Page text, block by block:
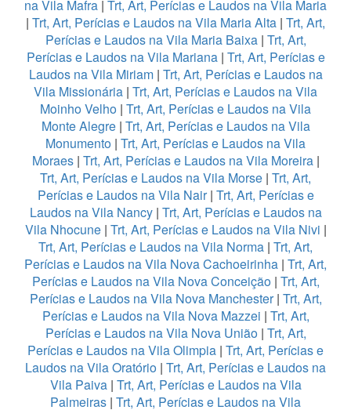
na Vila Mafra | Trt, Art, Perícias e Laudos na Vila Maria
| Trt, Art, Perícias e Laudos na Vila Maria Alta | Trt, Art,
Perícias e Laudos na Vila Maria Baixa| Trt, Art,
Perícias e Laudos na Vila Mariana| Trt, Art, Perícias e
Laudos na Vila Miriam| Trt, Art, Perícias e Laudos na
Vila Missionária | Trt, Art, Perícias e Laudos na Vila
Moinho Velho | Trt, Art, Perícias e Laudos na Vila
Monte Alegre| Trt, Art, Perícias e Laudos na Vila
Monumento | Trt, Art, Perícias e Laudos na Vila
Moraes| Trt, Art, Perícias e Laudos na Vila Moreira|
Trt, Art, Perícias e Laudos na Vila Morse | Trt, Art,
Perícias e Laudos na Vila Nair| Trt, Art, Perícias e
Laudos na Vila Nancy| Trt, Art, Perícias e Laudos na
Vila Nhocune| Trt, Art, Perícias e Laudos na Vila Nivi |
Trt, Art, Perícias e Laudos na Vila Norma | Trt, Art,
Perícias e Laudos na Vila Nova Cachoeirinha | Trt, Art,
Perícias e Laudos na Vila Nova Conceição| Trt, Art,
Perícias e Laudos na Vila Nova Manchester| Trt, Art,
Perícias e Laudos na Vila Nova Mazzei | Trt, Art,
Perícias e Laudos na Vila Nova União| Trt, Art,
Perícias e Laudos na Vila Olimpia | Trt, Art, Perícias e
Laudos na Vila Oratório | Trt, Art, Perícias e Laudos na
Vila Paiva| Trt, Art, Perícias e Laudos na Vila
Palmeiras | Trt, Art, Perícias e Laudos na Vila